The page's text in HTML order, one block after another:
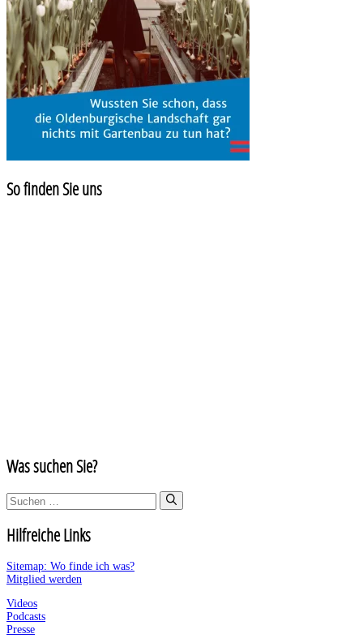
So finden Sie uns
Was suchen Sie?
Suchen
nach:
Hilfreiche Links
Sitemap: Wo finde ich was?
Mitglied werden
Videos
Podcasts
Presse